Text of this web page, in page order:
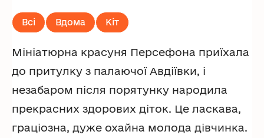
Всі Вдома Кіт
Мініатюрна красуня Персефона приїхала
до притулку з палаючої Авдіївки, і
незабаром після порятунку народила
прекрасних здорових діток. Це ласкава,
граціозна, дуже охайна молода дівчинка.